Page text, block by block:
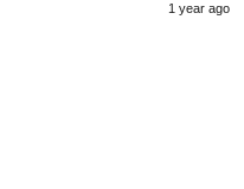
1 year ago